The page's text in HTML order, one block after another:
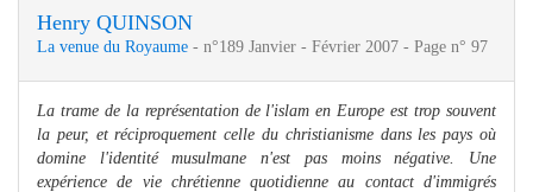
Henry QUINSON
La venue du Royaume - n°189 Janvier - Février 2007 - Page n° 97
La trame de la représentation de l'islam en Europe est trop souvent
la peur, et réciproquement celle du christianisme dans les pays où
domine l'identité musulmane n'est pas moins négative. Une
expérience de vie chrétienne quotidienne au contact d'immigrés